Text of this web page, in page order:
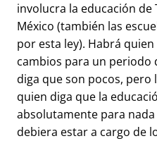
involucra la educación de
México (también las
por esta ley). Habrá
cambios para un periodo
diga que son pocos, pero
quien diga que la
absolutamente para
debiera estar a cargo de